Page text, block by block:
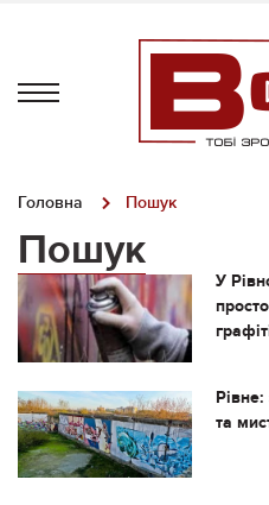
Головна Пошук
Пошук
У
та